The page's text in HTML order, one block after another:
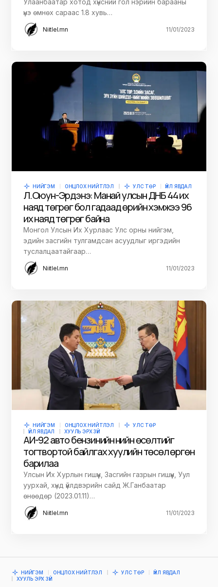
Улаанбаатар хотод хүнсний гол нэрийн барааны
үнэ өмнөх сараас 1.8 хувь…
Niitlel.mn 11/01/2023
НИЙГЭМ ОНЦЛОХ НИЙТЛЭЛ УЛС ТӨР ҮЙЛ ЯВДАЛ
Л.Оюун-Эрдэнэ: Манай улсын ДНБ 44 их
наяд төгрөг бол гадаад өрийн хэмжээ 96
их наяд төгрөг байна
Монгол Улсын Их Хурлаас Улс орны нийгэм,
эдийн засгийн тулгамдсан асуудлыг иргэдийн
туслалцаатайгаар…
Niitlel.mn 11/01/2023
НИЙГЭМ ОНЦЛОХ НИЙТЛЭЛ
УЛС ТӨР
ҮЙЛ ЯВДАЛ
ХУУЛЬ ЭРХ ЗҮЙ
АИ-92 авто бензинийн үнийн өсөлтийг
тогтвортой байлгах хуулийн төсөл өргөн
барилаа
Улсын Их Хурлын гишүүн, Засгийн газрын гишүүн, Уул
уурхай, хүнд үйлдвэрийн сайд Ж.Ганбаатар
өнөөдөр (2023.01.11)…
Niitlel.mn 11/01/2023
НИЙГЭМ ОНЦЛОХ НИЙТЛЭЛ УЛС ТӨР
ҮЙЛ ЯВДАЛ
ХУУЛЬ ЭРХ ЗҮЙ